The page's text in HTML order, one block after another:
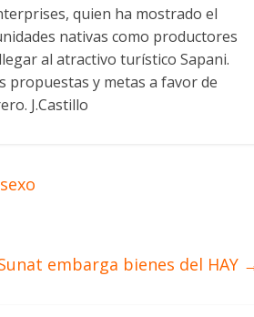
quien ha mostrado el
nativas como productores
al atractivo turístico Sapani.
propuestas y metas a favor de
J.Castillo
embarga bienes del HAY